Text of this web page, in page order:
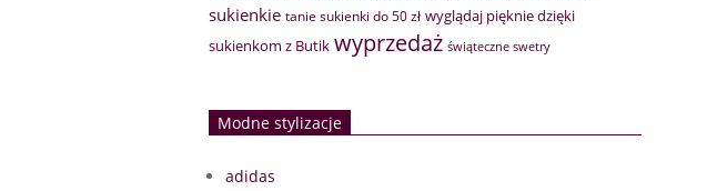
sukienkie tanie sukienki do 50 zł wyglądaj pięknie dzięki
sukienkom z Butik wyprzedaż świąteczne swetry
Modne stylizacje
adidas